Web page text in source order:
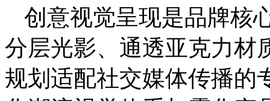
创意视觉呈现是品牌核
分层光影、通透亚克力材
规划适配社交媒体传播的